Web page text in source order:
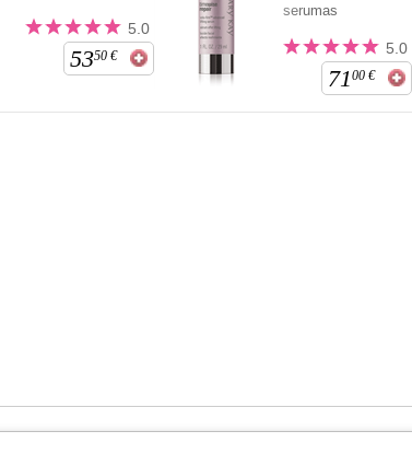
5.0
5350 €
serumas
5.0
7100 €
„Mary Kay“ online e-Katalogas Susisiekite su mumis